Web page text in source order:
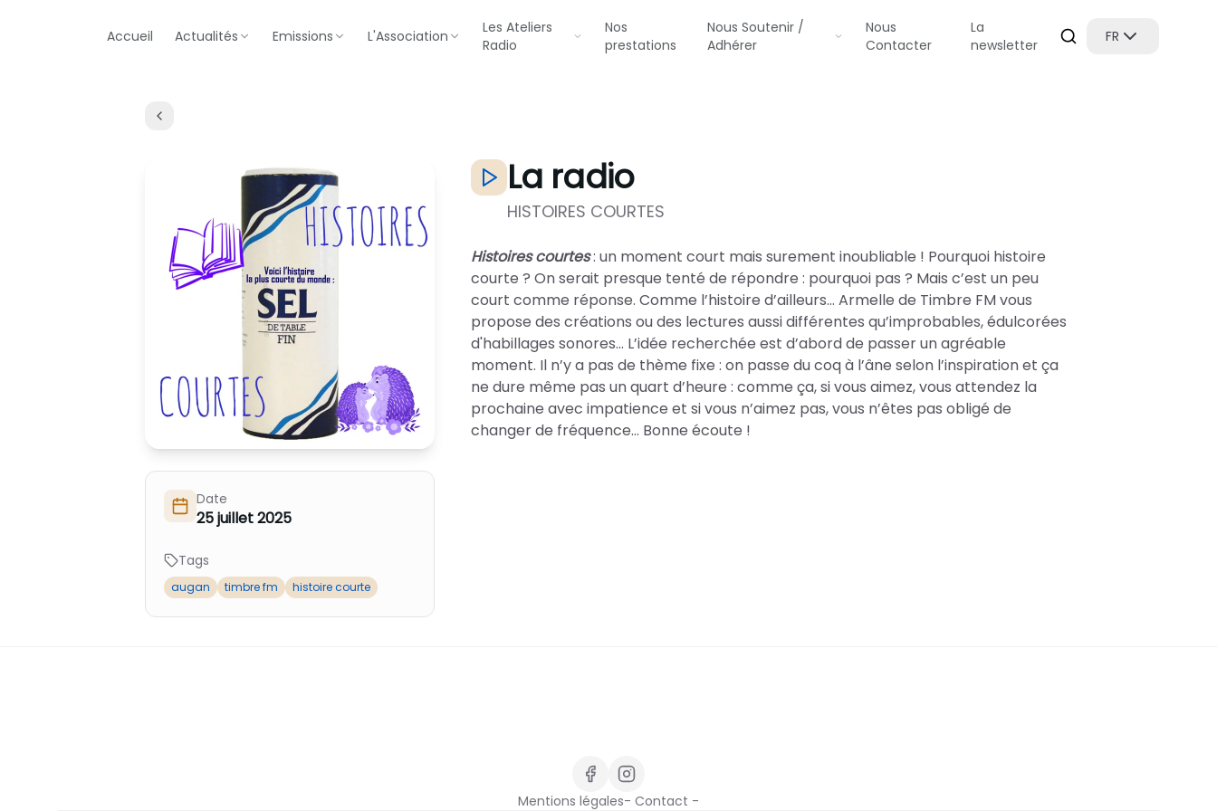
Accueil Actualités Emissions L'Association
Les Ateliers
Radio
Nos
prestations
Nous Soutenir /
Adhérer
Nous
Contacter
La
newsletter
FR
Date
25 juillet 2025
Tags
augan timbre fm histoire courte
La radio
HISTOIRES COURTES
Histoires courtes: un moment court mais surement inoubliable ! Pourquoi histoire
courte ? On serait presque tenté de répondre : pourquoi pas ? Mais c’est un peu
court comme réponse. Comme l’histoire d’ailleurs... Armelle de Timbre FM vous
propose des créations ou des lectures aussi différentes qu’improbables, édulcorées
d'habillages sonores… L’idée recherchée est d’abord de passer un agréable
moment. Il n’y a pas de thème fixe : on passe du coq à l’âne selon l’inspiration et ça
ne dure même pas un quart d’heure : comme ça, si vous aimez, vous attendez la
prochaine avec impatience et si vous n’aimez pas, vous n’êtes pas obligé de
changer de fréquence… Bonne écoute !
Mentions légales- Contact -